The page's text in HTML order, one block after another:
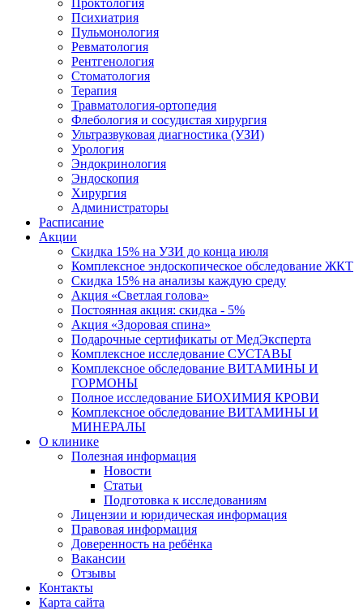
Проктология
Психиатрия
Пульмонология
Ревматология
Рентгенология
Стоматология
Терапия
Травматология-ортопедия
Флебология и сосудистая хирургия
Ультразвуковая диагностика (УЗИ)
Урология
Эндокринология
Эндоскопия
Хирургия
Администраторы
Расписание
Акции
Скидка 15% на УЗИ до конца июля
Комплексное эндоскопическое обследование ЖКТ
Скидка 15% на анализы каждую среду
Акция «Светлая голова»
Постоянная акция: скидка - 5%
Акция «Здоровая спина»
Подарочные сертификаты от МедЭксперта
Комплексное исследование СУСТАВЫ
Комплексное обследование ВИТАМИНЫ И
ГОРМОНЫ
Полное исследование БИОХИМИЯ КРОВИ
Комплексное обследование ВИТАМИНЫ И
МИНЕРАЛЫ
О клинике
Полезная информация
Новости
Статьи
Подготовка к исследованиям
Лицензии и юридическая информация
Правовая информация
Доверенность на ребёнка
Вакансии
Отзывы
Контакты
Карта сайта